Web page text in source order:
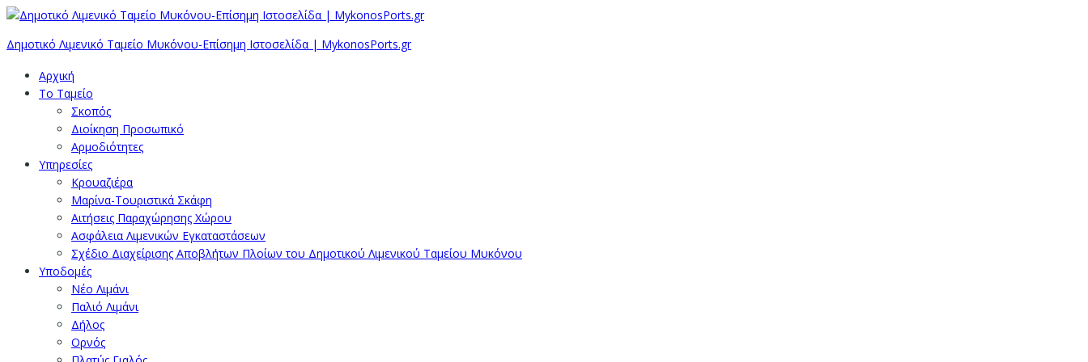
Δημοτικό Λιμενικό Ταμείο Μυκόνου-Επίσημη Ιστοσελίδα | MykonosPorts.gr
Αρχική
Το Ταμείο
Σκοπός
Διοίκηση Προσωπικό
Αρμοδιότητες
Υπηρεσίες
Κρουαζιέρα
Μαρίνα-Τουριστικά Σκάφη
Αιτήσεις Παραχώρησης Χώρου
Ασφάλεια Λιμενικών Εγκαταστάσεων
Σχέδιο Διαχείρισης Αποβλήτων Πλοίων του Δημοτικού Λιμενικού Ταμείου Μυκόνου
Υποδομές
Νέο Λιμάνι
Παλιό Λιμάνι
Δήλος
Ορνός